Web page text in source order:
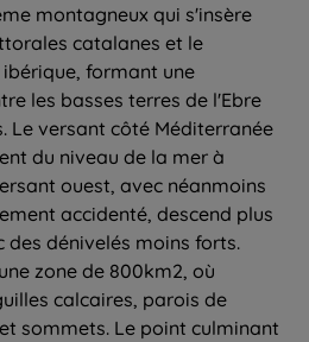
montagneux qui s'insère
catalanes et le
formant une
les basses terres de l'Ebre
Le versant côté Méditerranée
du niveau de la mer à
ouest, avec néanmoins
accidenté, descend plus
dénivelés moins forts.
zone de 800km2, où
calcaires, parois de
sommets. Le point culminant